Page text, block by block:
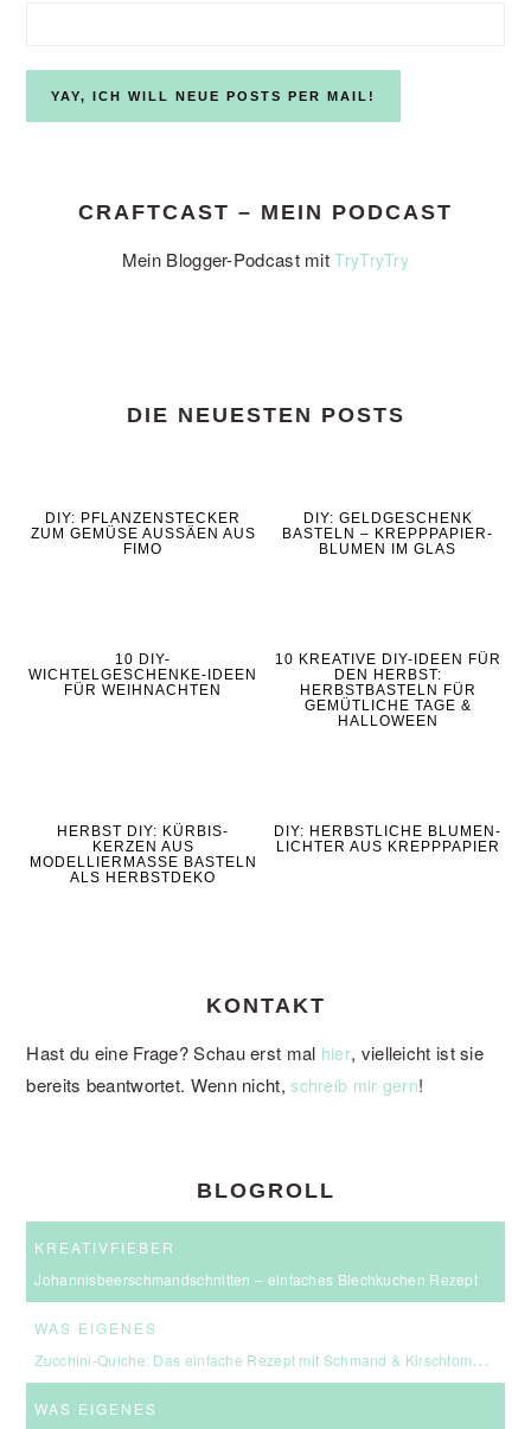
CRAFTCAST – MEIN PODCAST
Mein Blogger-Podcast mitTryTryTry
DIE NEUESTEN POSTS
DIY: PFLANZENSTECKER
ZUM GEMÜSE AUSSÄEN AUS
FIMO
DIY: GELDGESCHENK
BASTELN – KREPPPAPIER-
BLUMEN IM GLAS
10 DIY-
WICHTELGESCHENKE-IDEEN
FÜR WEIHNACHTEN
10 KREATIVE DIY-IDEEN FÜR
DEN HERBST:
HERBSTBASTELN FÜR
GEMÜTLICHE TAGE &
HALLOWEEN
HERBST DIY: KÜRBIS-
KERZEN AUS
MODELLIERMASSE BASTELN
ALS HERBSTDEKO
DIY: HERBSTLICHE BLUMEN-
LICHTER AUS KREPPPAPIER
KONTAKT
Hast du eine Frage? Schau erst mal hier, vielleicht ist sie
bereits beantwortet. Wenn nicht,schreib mir gern!
BLOGROLL
KREATIVFIEBER
Johannisbeerschmandschnitten – einfaches Blechkuchen Rezept
WAS EIGENES
Zucchini-Quiche: Das einfache Rezept mit Schmand & Kirschtomaten
WAS EIGENES